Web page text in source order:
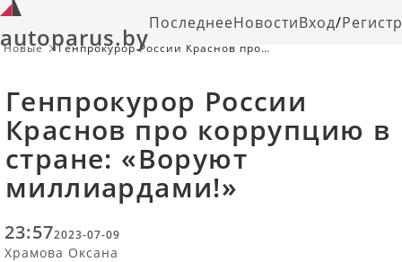
autoparus.byПоследнееНовостиВход/
Новые
Генпрокурор России Краснов про
Генпрокурор России
Краснов про коррупцию в
стране: «Воруют
миллиардами!»
23:572023-07-09
Храмова Оксана